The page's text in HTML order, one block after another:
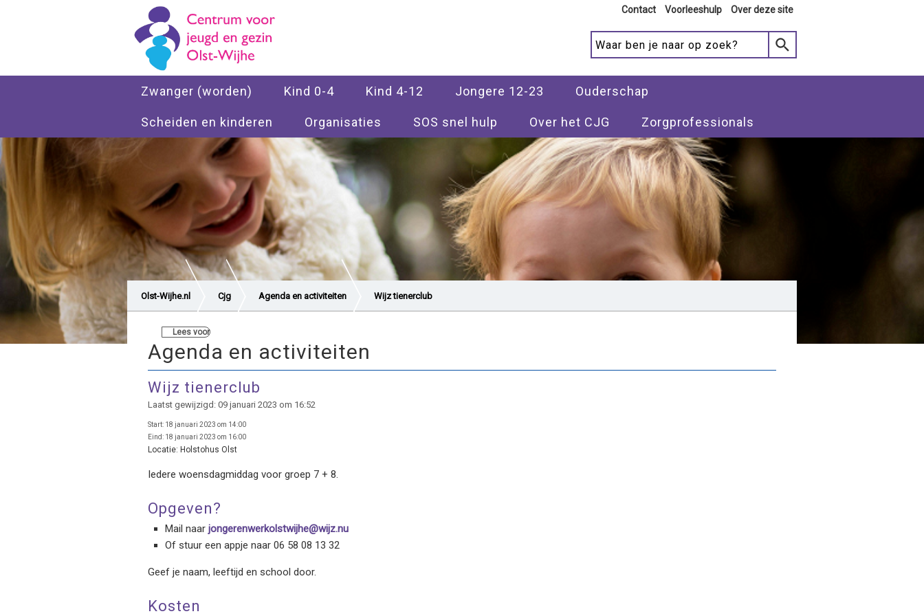
Contact Voorleeshulp Over deze site
Zwanger (worden) Kind 0-4 Kind 4-12 Jongere 12-23 Ouderschap
Scheiden en kinderen Organisaties SOS snel hulp Over het CJG Zorgprofessionals
Olst-Wijhe.nl Cjg Agenda en activiteiten Wijz tienerclub
Lees voor
Agenda en activiteiten
Wijz tienerclub
Laatst gewijzigd: 09 januari 2023 om 16:52
Start: 18 januari 2023 om 14:00
Eind: 18 januari 2023 om 16:00
Locatie: Holstohus Olst
Iedere woensdagmiddag voor groep 7 + 8.
Opgeven?
Mail naar jongerenwerkolstwijhe@wijz.nu
Of stuur een appje naar 06 58 08 13 32
Geef je naam, leeftijd en school door.
Kosten